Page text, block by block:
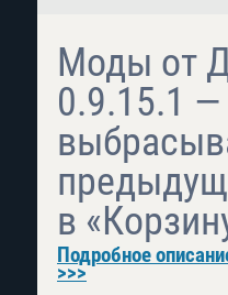
Моды от
0.9.15.1 —
в
Подробное
>>>